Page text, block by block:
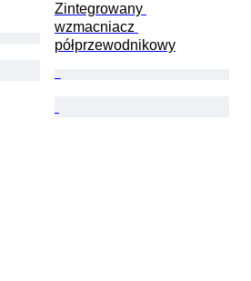
Zintegrowany
wzmacniacz
półprzewodnikowy